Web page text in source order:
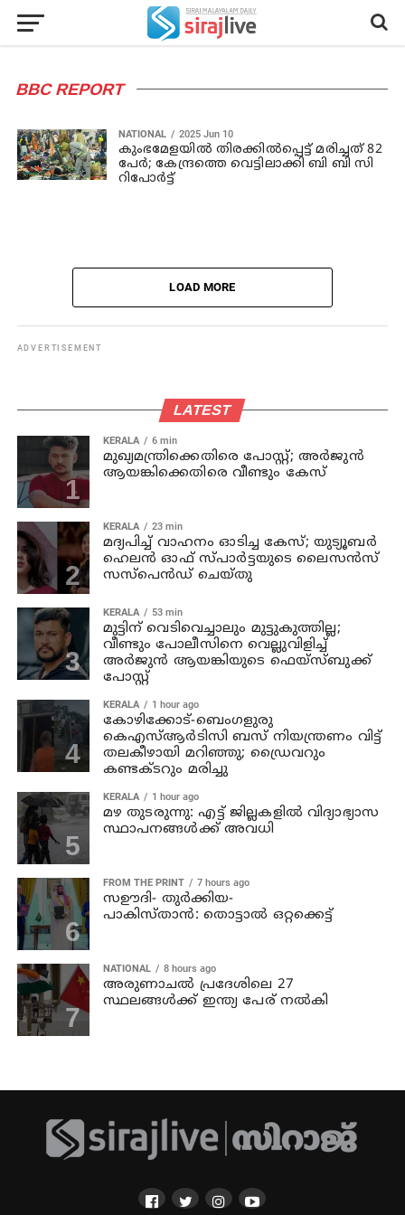
BBC REPORT
NATIONAL 2025 Jun 10
കുംഭമേളയില്‍ തിരക്കില്‍പ്പെട്ട് മരിച്ചത് 82
പേര്‍; കേന്ദ്രത്തെ വെട്ടിലാക്കി ബി ബി സി
റിപോര്‍ട്ട്
LOAD MORE
ADVERTISEMENT
LATEST
KERALA 6 min
മുഖ്യമന്ത്രിക്കെതിരെ പോസ്റ്റ്; അര്‍ജുന്‍
ആയങ്കിക്കെതിരെ വീണ്ടും കേസ്
KERALA 23 min
മദ്യപിച്ച് വാഹനം ഓടിച്ച കേസ്; യുട്യൂബര്‍
ഹെലന്‍ ഓഫ് സ്പാര്‍ട്ടയുടെ ലൈസന്‍സ്
സസ്പെന്‍ഡ് ചെയ്തു
KERALA 53 min
മുട്ടിന് വെടിവെച്ചാലും മുട്ടുകുത്തില്ല;
വീണ്ടും പോലീസിനെ വെല്ലുവിളിച്ച്
അര്‍ജുന്‍ ആയങ്കിയുടെ ഫെയ്‌സ്ബുക്ക്
പോസ്റ്റ്
KERALA 1 hour ago
കോഴിക്കോട്-ബെംഗളുരു
കെഎസ്ആര്‍ടിസി ബസ് നിയന്ത്രണം വിട്ട്
തലകീഴായി മറിഞ്ഞു; ഡ്രൈവറും
കണ്ടക്ടറും മരിച്ചു
KERALA 1 hour ago
മഴ തുടരുന്നു: എട്ട് ജില്ലകളില്‍ വിദ്യാഭ്യാസ
സ്ഥാപനങ്ങള്‍ക്ക് അവധി
FROM THE PRINT 7 hours ago
സഊദി- തുർക്കിയ-
പാകിസ്താൻ: തൊട്ടാൽ ഒറ്റക്കെട്ട്
NATIONAL 8 hours ago
അരുണാചല്‍ പ്രദേശിലെ 27
സ്ഥലങ്ങള്‍ക്ക് ഇന്ത്യ പേര് നല്‍കി